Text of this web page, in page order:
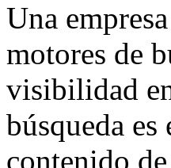
Una
motores de
visibilidad
búsqueda
contenido